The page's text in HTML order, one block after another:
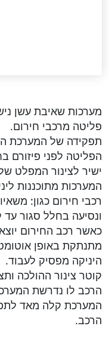
מערכות שאיבת עשן
פליטה מרכבי חירום.
תפקידה של המערכת
הפליטה לפני פיזורם
ישיר לצינור המפלט
המערכות מתוכננות
רכבי חירום כגון:
ונסיעה בחלל סגור
כאשר רכב החירום
מתנתקת באופן
היניקה מפסיק לעבוד.
קוטר צינור ההולכה
הרכב לו נדרשת
המערכת קלה מאד
הרכב.